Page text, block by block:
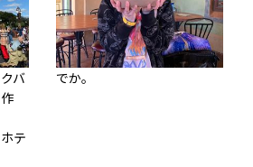
バ
テ
でか。